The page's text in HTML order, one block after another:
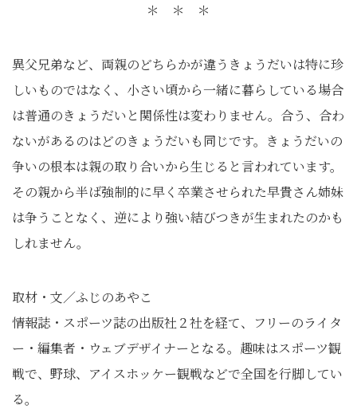
＊ ＊ ＊
異父兄弟など、両親のどちらかが違うきょうだいは特に珍
しいものではなく、小さい頃から一緒に暮らしている場合
は普通のきょうだいと関係性は変わりません。合う、合わ
ないがあるのはどのきょうだいも同じです。きょうだいの
争いの根本は親の取り合いから生じると言われています。
その親から半ば強制的に早く卒業させられた早貴さん姉妹
は争うことなく、逆により強い結びつきが生まれたのかも
しれません。
取材・文／ふじのあやこ
情報誌・スポーツ誌の出版社２社を経て、フリーのライタ
ー・編集者・ウェブデザイナーとなる。趣味はスポーツ観
戦で、野球、アイスホッケー観戦などで全国を行脚してい
る。